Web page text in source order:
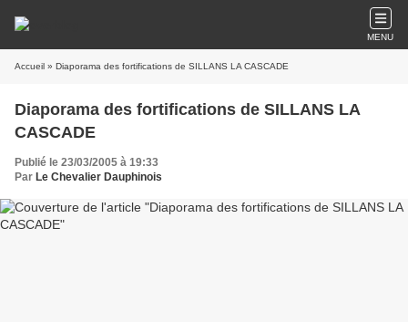
MENU
Accueil » Diaporama des fortifications de SILLANS LA CASCADE
Diaporama des fortifications de SILLANS LA
CASCADE
Publié le 23/03/2005 à 19:33
Par Le Chevalier Dauphinois